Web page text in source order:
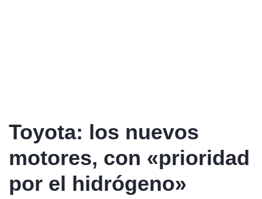
Toyota: los nuevos
motores, con «prioridad
por el hidrógeno»